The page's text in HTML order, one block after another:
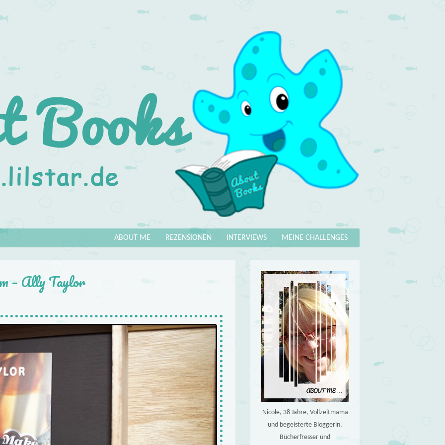
MEINE CHALLENGES
INTERVIEWS
REZENSIONEN
ABOUT ME
– Ally Taylor
Nicole, 38 Jahre, Vollzeitmama
und begeisterte Bloggerin,
Bücherfresser und